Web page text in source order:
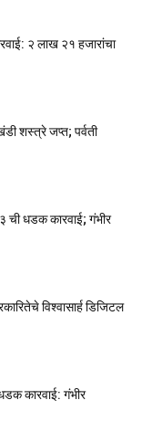
२ लाख २१ हजारांचा
शस्त्रे जप्त; पर्वती
ची धडक कारवाई; गंभीर
विश्वासार्ह डिजिटल
कारवाई: गंभीर